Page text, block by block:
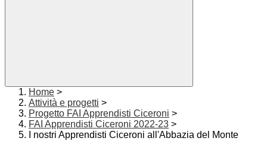
Home >
Attività e progetti >
Progetto FAI Apprendisti Ciceroni >
FAI Apprendisti Ciceroni 2022-23 >
I nostri Apprendisti Ciceroni all'Abbazia del Monte